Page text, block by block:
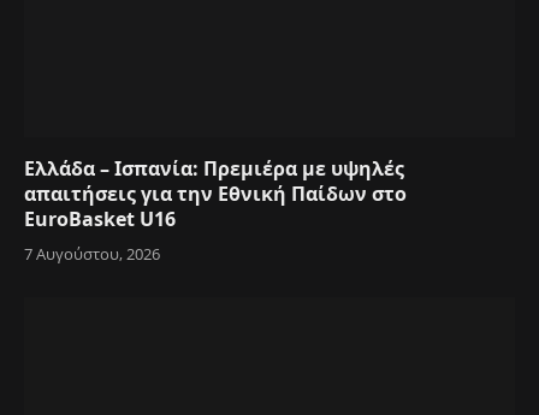
Ελλάδα – Ισπανία: Πρεμιέρα με υψηλές
απαιτήσεις για την Εθνική Παίδων στο
EuroBasket U16
7 Αυγούστου, 2026